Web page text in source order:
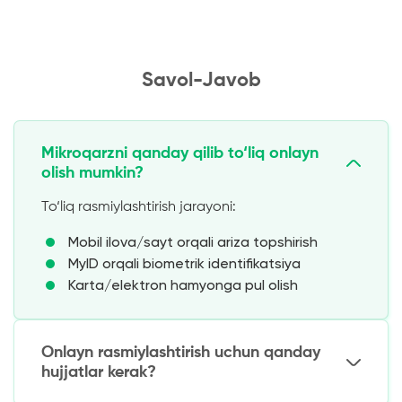
Savol-Javob
Mikroqarzni qanday qilib to‘liq onlayn
olish mumkin?
To‘liq rasmiylashtirish jarayoni:
Mobil ilova/sayt orqali ariza topshirish
MyID orqali biometrik identifikatsiya
Karta/elektron hamyonga pul olish
Onlayn rasmiylashtirish uchun qanday
hujjatlar kerak?